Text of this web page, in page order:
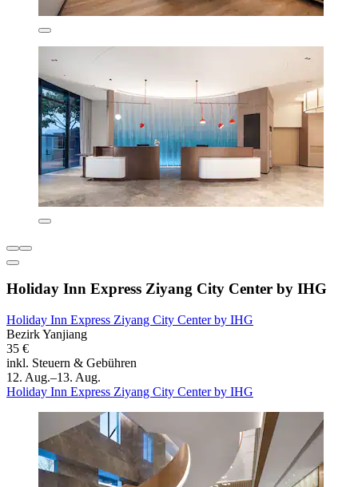
Holiday Inn Express Ziyang City Center by IHG
Holiday Inn Express Ziyang City Center by IHG
Bezirk Yanjiang
35 €
inkl. Steuern & Gebühren
12. Aug.–13. Aug.
Holiday Inn Express Ziyang City Center by IHG